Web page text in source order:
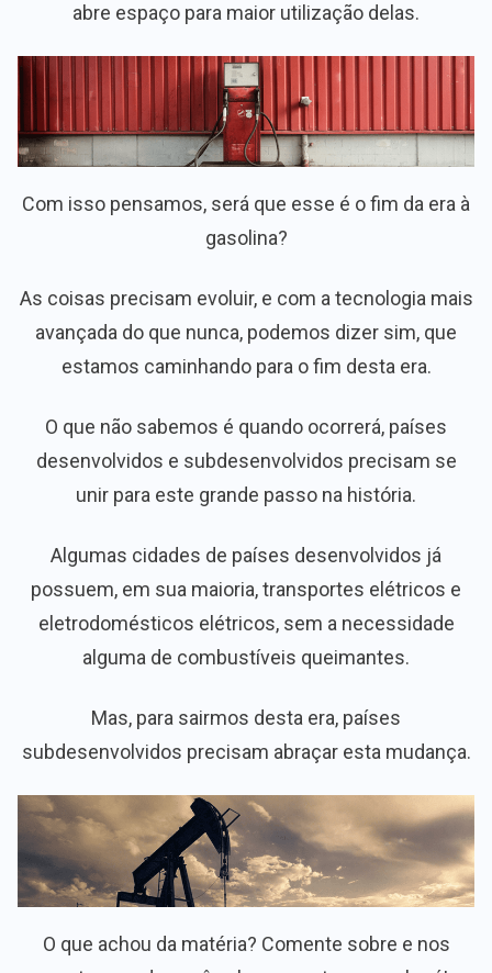
abre espaço para maior utilização delas.
Com isso pensamos, será que esse é o fim da era à
gasolina?
As coisas precisam evoluir, e com a tecnologia mais
avançada do que nunca, podemos dizer sim, que
estamos caminhando para o fim desta era.
O que não sabemos é quando ocorrerá, países
desenvolvidos e subdesenvolvidos precisam se
unir para este grande passo na história.
Algumas cidades de países desenvolvidos já
possuem, em sua maioria, transportes elétricos e
eletrodomésticos elétricos, sem a necessidade
alguma de combustíveis queimantes.
Mas, para sairmos desta era, países
subdesenvolvidos precisam abraçar esta mudança.
O que achou da matéria? Comente sobre e nos